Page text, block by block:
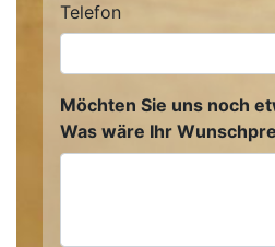
Telefon
Möchten Sie uns noch
Was wäre Ihr